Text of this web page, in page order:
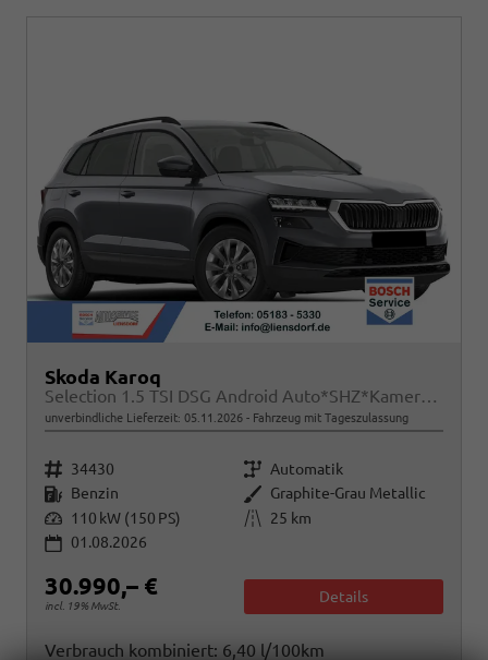
Skoda Karoq
Selection 1.5 TSI DSG Android Auto*SHZ*Kamera*PDC v/h*Klimaauto*SUNSET*LED
unverbindliche Lieferzeit: 05.11.2026 Fahrzeug mit Tageszulassung
Fahrzeugnr. 34430 Getriebe Automatik
Kraftstoff Benzin Außenfarbe Graphite-Grau Metallic
Leistung 110 kW (150 PS) Kilometerstand
25 km
01.08.2026
30.990,– €
incl. 19% MwSt.
Details
Verbrauch kombiniert: 6,40 l/100km